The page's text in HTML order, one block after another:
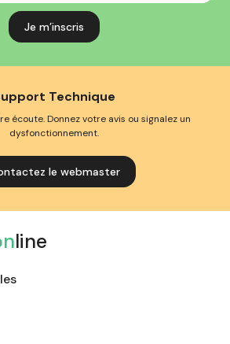
Technique
écoute. Donnez votre avis ou signalez un
dysfonctionnement.
le webmaster
line